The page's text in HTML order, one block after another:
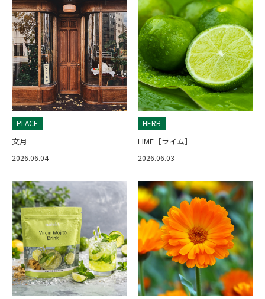
PLACE
文月
2026.06.04
HERB
LIME［ライム］
2026.06.03